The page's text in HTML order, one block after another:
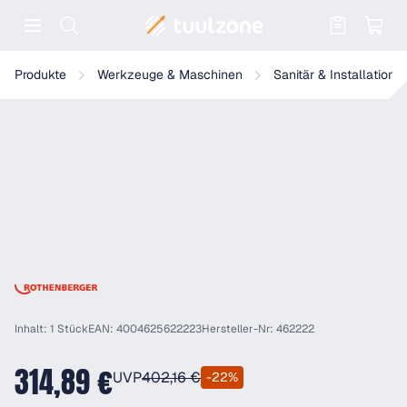
Produkte Werkzeuge & Maschinen Sanitär & Installation
Rothenberger Standard Biegezange, 90°, 22mm, mit Schlitten
Inhalt: 1 StückEAN: 4004625622223Hersteller-Nr: 462222
314,89 €UVP402,16 € -22%